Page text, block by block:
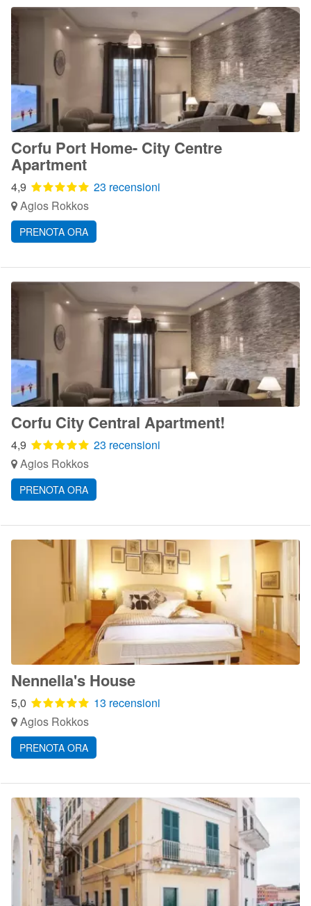
Corfu Port Home- City Centre
Apartment
4,9
23 recensioni
Agios Rokkos
PRENOTA ORA
Corfu City Central Apartment!
4,9
23 recensioni
Agios Rokkos
PRENOTA ORA
Nennella's House
5,0
13 recensioni
Agios Rokkos
PRENOTA ORA